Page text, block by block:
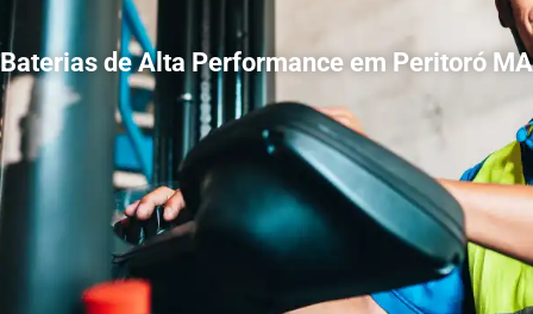
Baterias de Alta Performance em Peritoró MA